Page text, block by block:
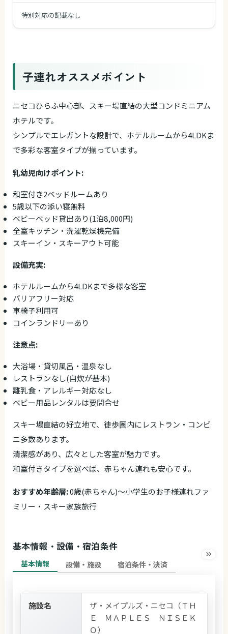
特別対応の記載なし
子連れオススメポイント
ニセコひらふ中心部、スキー場直結の大型コンドミニアム
ホテルです。
シンプルでエレガントな設計で、ホテルルームから4LDKま
で多彩な客室タイプが揃っています。
乳幼児向けポイント:
和室付き2ベッドルームあり
5歳以下の添い寝無料
ベビーベッド貸出あり(1泊8,000円)
全室キッチン・洗濯乾燥機完備
スキーイン・スキーアウト可能
設備充実:
ホテルルームから4LDKまで多様な客室
バリアフリー対応
車椅子利用可
コインランドリーあり
注意点:
大浴場・貸切風呂・温泉なし
レストランなし(自炊が基本)
離乳食・アレルギー対応なし
ベビー用品レンタルは要問合せ
スキー場直結の好立地で、徒歩圏内にレストラン・コンビ
ニ多数あります。
清潔感があり、広々とした客室が魅力です。
和室付きタイプを選べば、赤ちゃん連れも安心です。
おすすめ年齢層:0歳(赤ちゃん)～小学生のお子様連れファ
ミリー・スキー家族旅行
基本情報・設備・宿泊条件
基本情報 設備・施設 宿泊条件・決済
施設名
ザ・メイプルズ・ニセコ（ＴＨ
Ｅ ＭＡＰＬＥＳ ＮＩＳＥＫ
Ｏ）